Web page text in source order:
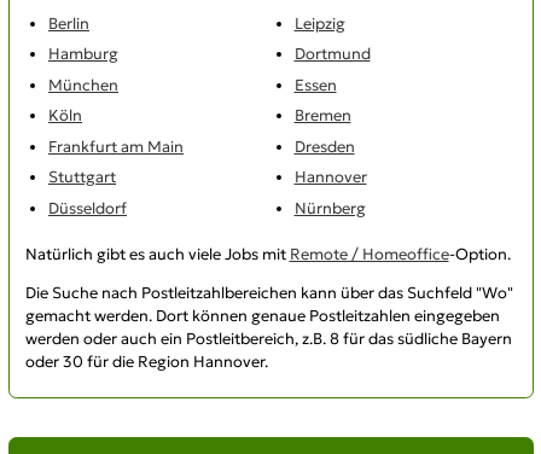
Berlin
Hamburg
München
Köln
Frankfurt am Main
Stuttgart
Düsseldorf
Leipzig
Dortmund
Essen
Bremen
Dresden
Hannover
Nürnberg
Natürlich gibt es auch viele Jobs mit Remote / Homeoffice-Option.
Die Suche nach Postleitzahlbereichen kann über das Suchfeld "Wo"
gemacht werden. Dort können genaue Postleitzahlen eingegeben
werden oder auch ein Postleitbereich, z.B. 8 für das südliche Bayern
oder 30 für die Region Hannover.